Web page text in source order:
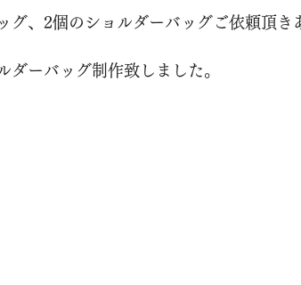
グ、2個のショルダーバッグご依頼頂き
ダーバッグ制作致しました。